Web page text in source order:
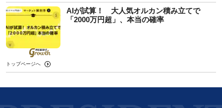
AIが試算！ 大人気オルカン積み立てで
「2000万円超」、本当の確率
トップページへ